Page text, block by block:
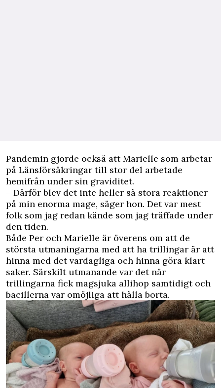
Pandemin gjorde också att Marielle som arbetar
på Länsförsäkringar till stor del arbetade
hemifrån under sin graviditet.
– Därför blev det inte heller så stora reaktioner
på min enorma mage, säger hon. Det var mest
folk som jag redan kände som jag träffade under
den tiden.
Både Per och Marielle är överens om att de
största utmaningarna med att ha trillingar är att
hinna med det vardagliga och hinna göra klart
saker. Särskilt utmanande var det när
trillingarna fick magsjuka allihop samtidigt och
bacillerna var omöjliga att hålla borta.